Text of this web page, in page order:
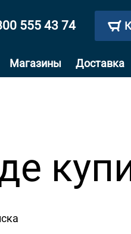
555 43 74
Магазины Доставка